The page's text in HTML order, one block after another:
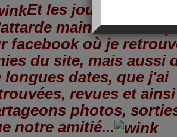
Et les jours filent
maintenant un
facebook où je
du site, mais aussi
longues dates, que j'ai
revues et
photos,
notre amitié...